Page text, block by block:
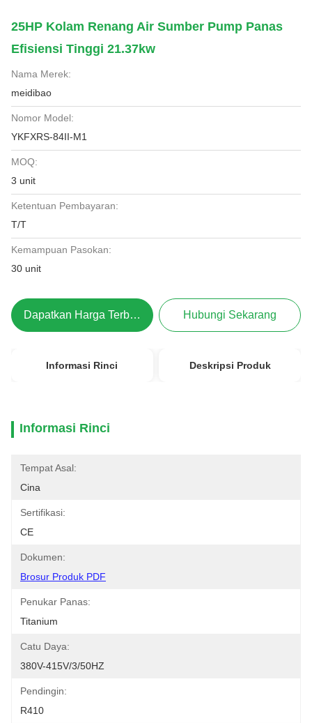
25HP Kolam Renang Air Sumber Pump Panas
Efisiensi Tinggi 21.37kw
Nama Merek:
meidibao
Nomor Model:
YKFXRS-84II-M1
MOQ:
3 unit
Ketentuan Pembayaran:
T/T
Kemampuan Pasokan:
30 unit
Dapatkan Harga Terbaik Hubungi Sekarang
Informasi Rinci Deskripsi Produk
Informasi Rinci
Tempat Asal:
Cina
Sertifikasi:
CE
Dokumen:
Brosur Produk PDF
Penukar Panas:
Titanium
Catu Daya:
380V-415V/3/50HZ
Pendingin:
R410